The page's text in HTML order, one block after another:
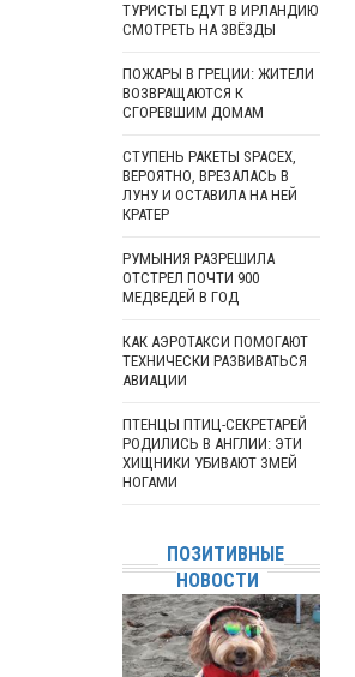
ТУРИСТЫ ЕДУТ В ИРЛАНДИЮ
СМОТРЕТЬ НА ЗВЁЗДЫ
ПОЖАРЫ В ГРЕЦИИ: ЖИТЕЛИ
ВОЗВРАЩАЮТСЯ К
СГОРЕВШИМ ДОМАМ
СТУПЕНЬ РАКЕТЫ SPACEX,
ВЕРОЯТНО, ВРЕЗАЛАСЬ В
ЛУНУ И ОСТАВИЛА НА НЕЙ
КРАТЕР
РУМЫНИЯ РАЗРЕШИЛА
ОТСТРЕЛ ПОЧТИ 900
МЕДВЕДЕЙ В ГОД
КАК АЭРОТАКСИ ПОМОГАЮТ
ТЕХНИЧЕСКИ РАЗВИВАТЬСЯ
АВИАЦИИ
ПТЕНЦЫ ПТИЦ-СЕКРЕТАРЕЙ
РОДИЛИСЬ В АНГЛИИ: ЭТИ
ХИЩНИКИ УБИВАЮТ ЗМЕЙ
НОГАМИ
ПОЗИТИВНЫЕ
НОВОСТИ